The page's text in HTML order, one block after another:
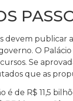
devem publicar
O
Se
que as
é de R$ 11,5